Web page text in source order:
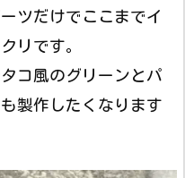
ツだけでここまでイ
リです。
コ風のグリーンとパ
製作したくなります